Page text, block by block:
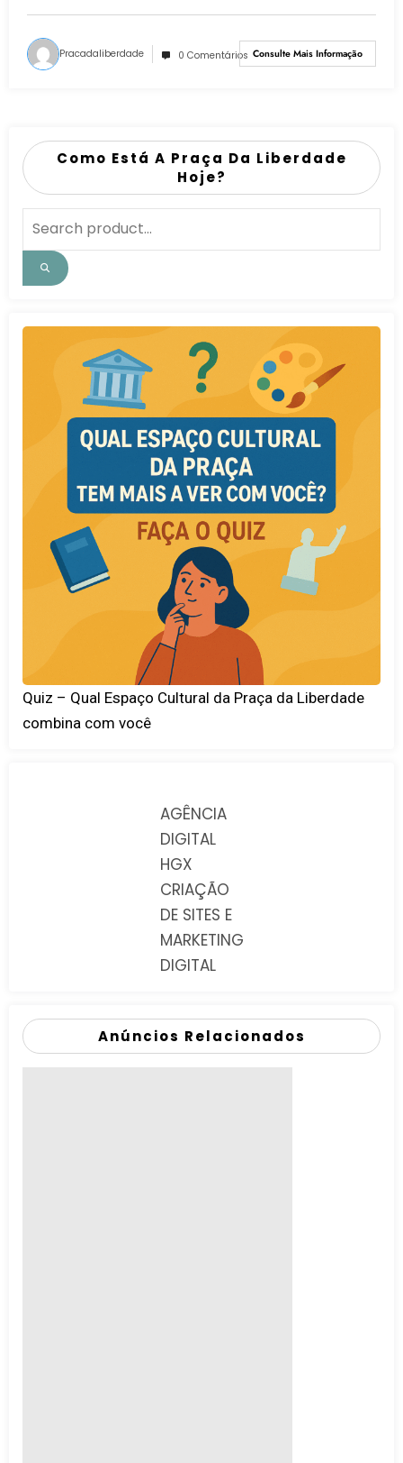
Pracadaliberdade 0 Comentários Consulte Mais Informação
Como Está A Praça Da Liberdade
Hoje?
Quiz – Qual Espaço Cultural da Praça da Liberdade
combina com você
AGÊNCIA
DIGITAL
HGX
CRIAÇÃO
DE SITES E
MARKETING
DIGITAL
Anúncios Relacionados